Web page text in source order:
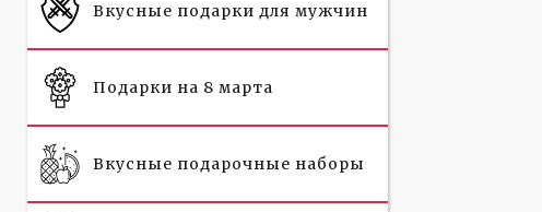
Вкусные подарки для мужчин
Подарки на 8 марта
Вкусные подарочные наборы